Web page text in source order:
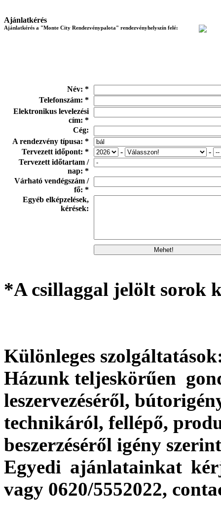
Ajánlatkérés
Ajánlatkérés a "Monte City Rendezvénypalota" rendezvényhelyszín felé:
Név: *
Telefonszám: *
Elektronikus levelezési
cím: *
Cég:
A rendezvény típusa: *
Tervezett időpont: *
-
-
Tervezett időtartam /
nap: *
Várható vendégszám /
fő: *
Egyéb elképzelések,
kérések:
*A csillaggal jelölt sorok
Különleges
Házunk teljeskörűen
leszervezéséről,
technikáról, fellépő,
beszerzéséről igény
Egyedi ajánlatainkat
vagy 0620/5552022,